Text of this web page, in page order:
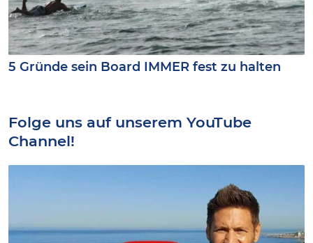
5 Gründe sein Board IMMER fest zu halten
Folge uns auf unserem YouTube
Channel!